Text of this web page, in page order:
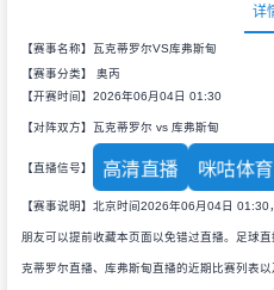
详
【赛事名称】瓦克蒂罗尔VS库弗斯甸
【赛事分类】 奥丙
【开赛时间】2026年06月04日 01:30
【对阵双方】瓦克蒂罗尔 vs 库弗斯甸
【直播信号】 高清直播 咪咕体育
【赛事说明】北京时间2026年06月04日
朋友可以提前收藏本页面以免错过直播。足球
克蒂罗尔直播、库弗斯甸直播的近期比赛列表以